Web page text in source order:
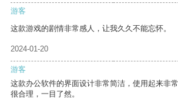
游客
这款游戏的剧情非常感人，让我久久不能忘怀。
2024-01-20
游客
这款办公软件的界面设计非常简洁，使用起来非
很合理，一目了然。